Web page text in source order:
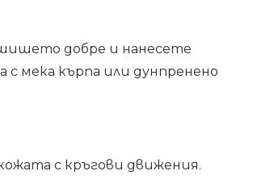
добре и нанесете
с мека кърпа или дунпренено
с кръгови движения.